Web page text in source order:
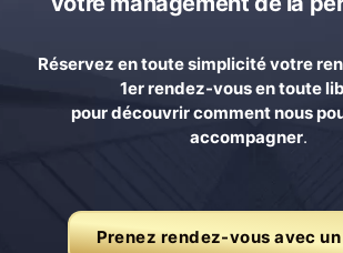
Réservez en toute simplicité votre
1er rendez-vous en toute
pour découvrir comment nous
accompagner.
Prenez rendez-vous avec